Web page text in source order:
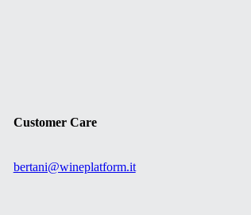
Customer Care
bertani@wineplatform.it